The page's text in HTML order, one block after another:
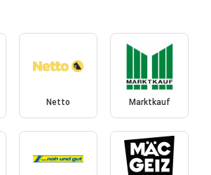
Netto Marktkauf